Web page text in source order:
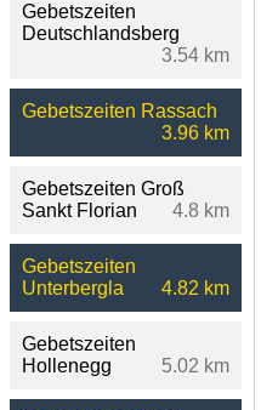
Gebetszeiten
Deutschlandsberg
3.54 km
Gebetszeiten Rassach
3.96 km
Gebetszeiten Groß
Sankt Florian
4.8 km
Gebetszeiten
Unterbergla
4.82 km
Gebetszeiten
Hollenegg
5.02 km